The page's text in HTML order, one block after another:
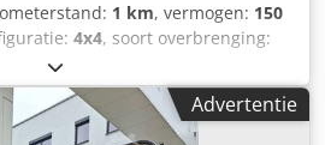
1 km, vermogen: 150
4x4, soort overbrenging:
2013, Leeggewicht: 19.200 kg
gvw: 20.930 kg Neem contact op
meer informatie. Wals, Bomag BW
Bedrijfsuren: 6.523 u, Lengte:
Advertentie